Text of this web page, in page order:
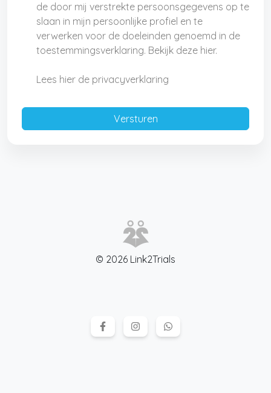
de door mij verstrekte persoonsgegevens op te
slaan in mijn persoonlijke profiel en te
verwerken voor de doeleinden genoemd in de
toestemmingsverklaring. Bekijk deze hier.
Lees hier de privacyverklaring
© 2026 Link2Trials